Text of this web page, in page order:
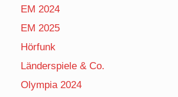
EM 2024
EM 2025
Hörfunk
Länderspiele & Co.
Olympia 2024